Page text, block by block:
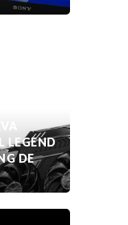
LEGEND
DE